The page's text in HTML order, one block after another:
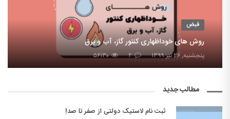
قبض
روش های خوداظهاری کنتور گاز، آب و برق
پنجشنبه, ۲۶ تیر ۱۳۹۹ ۲ ۵۶۱۳۰
مطالب جدید
ثبت نام لاستیک دولتی از صفر تا صد!